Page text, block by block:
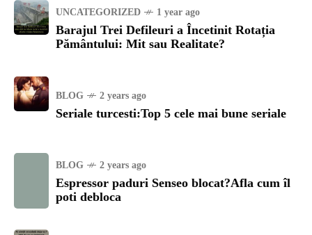
UNCATEGORIZED 1 year ago
Barajul Trei Defileuri a Încetinit Rotația
Pământului: Mit sau Realitate?
BLOG 2 years ago
Seriale turcesti:Top 5 cele mai bune seriale
BLOG 2 years ago
Espressor paduri Senseo blocat?Afla cum îl
poti debloca